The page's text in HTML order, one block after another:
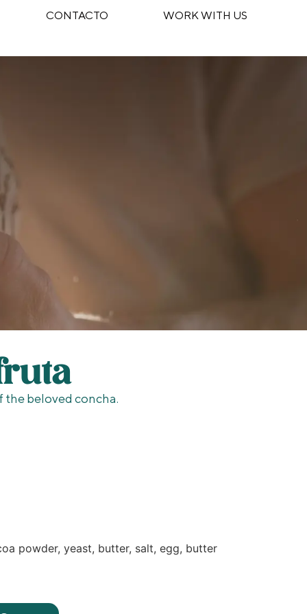
CONTACTO WORK WITH US
beloved concha.
powder, yeast, butter, salt, egg, butter